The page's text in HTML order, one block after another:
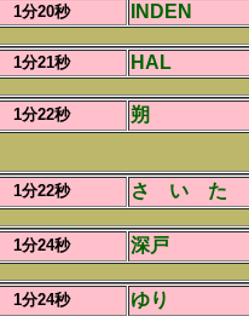
1分20秒 INDEN
1分21秒 HAL
1分22秒 朔
1分22秒 さ い た
1分24秒 深戸
1分24秒 ゆり